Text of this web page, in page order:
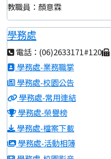
教職員：顏意霖
學務處
電話：(06)2633171#120
學務處-業務職掌
學務處-校園公告
學務處-常用連結
學務處-榮譽榜
學務處-檔案下載
學務處-活動相簿